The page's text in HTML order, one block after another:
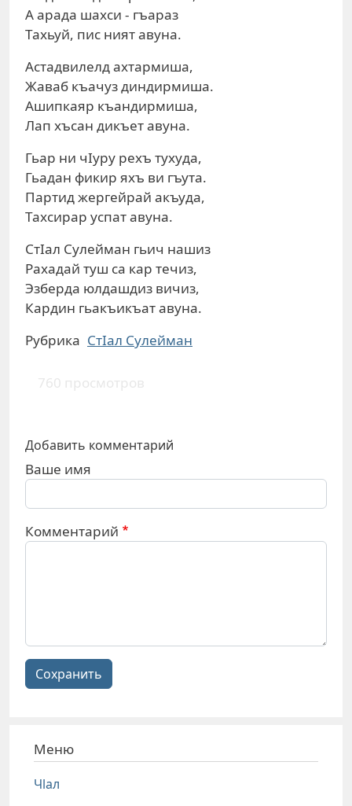
А арада шахси - гъараз
Тахьуй, пис ният авуна.
Астадвилелд ахтармиша,
Жаваб къачуз диндирмиша.
Ашипкаяр къандирмиша,
Лап хъсан дикъет авуна.
Гьар ни чIуру рехъ тухуда,
Гьадан фикир яхъ ви гъута.
Партид жергейрай акъуда,
Тахсирар успат авуна.
СтIал Сулейман гьич нашиз
Рахадай туш са кар течиз,
Эзберда юлдашдиз вичиз,
Кардин гьакъикъат авуна.
Рубрика СтIал Сулейман
760 просмотров
Добавить комментарий
Ваше имя
Комментарий
Сохранить
Меню
Чlал